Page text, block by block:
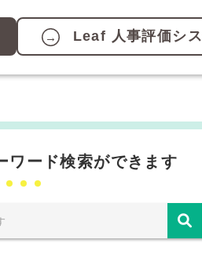
Leaf 人事評価シ
ワード検索ができます